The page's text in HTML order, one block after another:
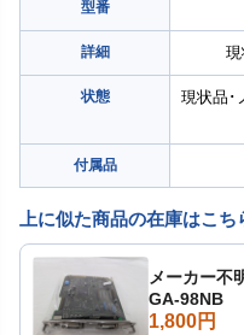
型番
詳細
状態
現状品･
付属品
上に似た商品の在庫はこち
メーカー不
GA-98NB
1,800円